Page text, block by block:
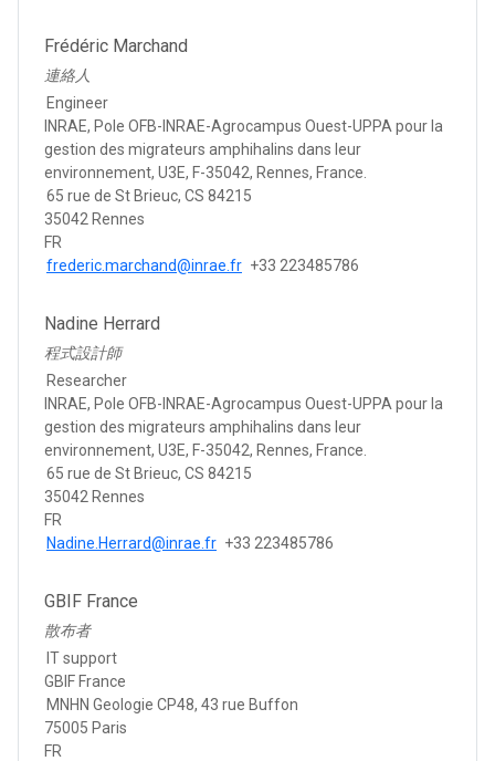
Frédéric Marchand
連絡人
Engineer
INRAE, Pole OFB-INRAE-Agrocampus Ouest-UPPA pour la
gestion des migrateurs amphihalins dans leur
environnement, U3E, F-35042, Rennes, France.
65 rue de St Brieuc, CS 84215
35042 Rennes
FR
frederic.marchand@inrae.fr +33 223485786
Nadine Herrard
程式設計師
Researcher
INRAE, Pole OFB-INRAE-Agrocampus Ouest-UPPA pour la
gestion des migrateurs amphihalins dans leur
environnement, U3E, F-35042, Rennes, France.
65 rue de St Brieuc, CS 84215
35042 Rennes
FR
Nadine.Herrard@inrae.fr +33 223485786
GBIF France
散布者
IT support
GBIF France
MNHN Geologie CP48, 43 rue Buffon
75005 Paris
FR